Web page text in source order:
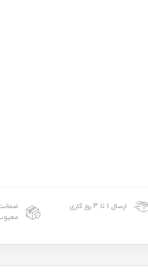
ارسال 1 تا 3 روز کاری